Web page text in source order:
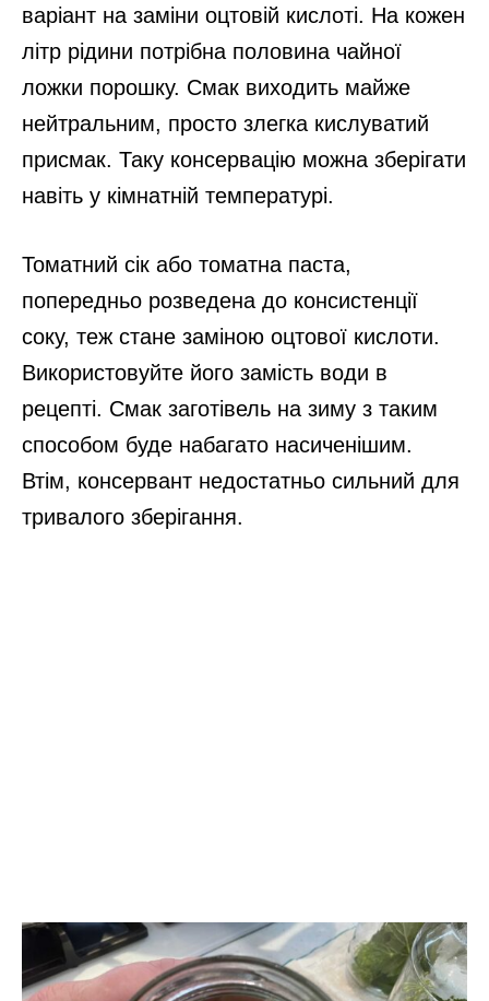
варіант на заміни оцтовій кислоті. На кожен
літр рідини потрібна половина чайної
ложки порошку. Смак виходить майже
нейтральним, просто злегка кислуватий
присмак. Таку консервацію можна зберігати
навіть у кімнатній температурі.
Томатний сік або томатна паста,
попередньо розведена до консистенції
соку, теж стане заміною оцтової кислоти.
Використовуйте його замість води в
рецепті. Смак заготівель на зиму з таким
способом буде набагато насиченішим.
Втім, консервант недостатньо сильний для
тривалого зберігання.